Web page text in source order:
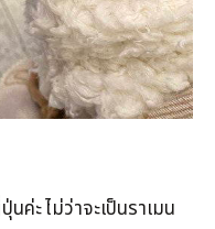
ะ ไม่ว่าจะเป็นราเมน